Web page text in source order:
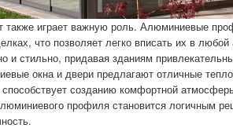
также играет важную роль. Алюминиевые
что позволяет легко вписать их в
и стильно, придавая зданиям
окна и двери предлагают отличные
способствует созданию комфортной
профиля становится логичным